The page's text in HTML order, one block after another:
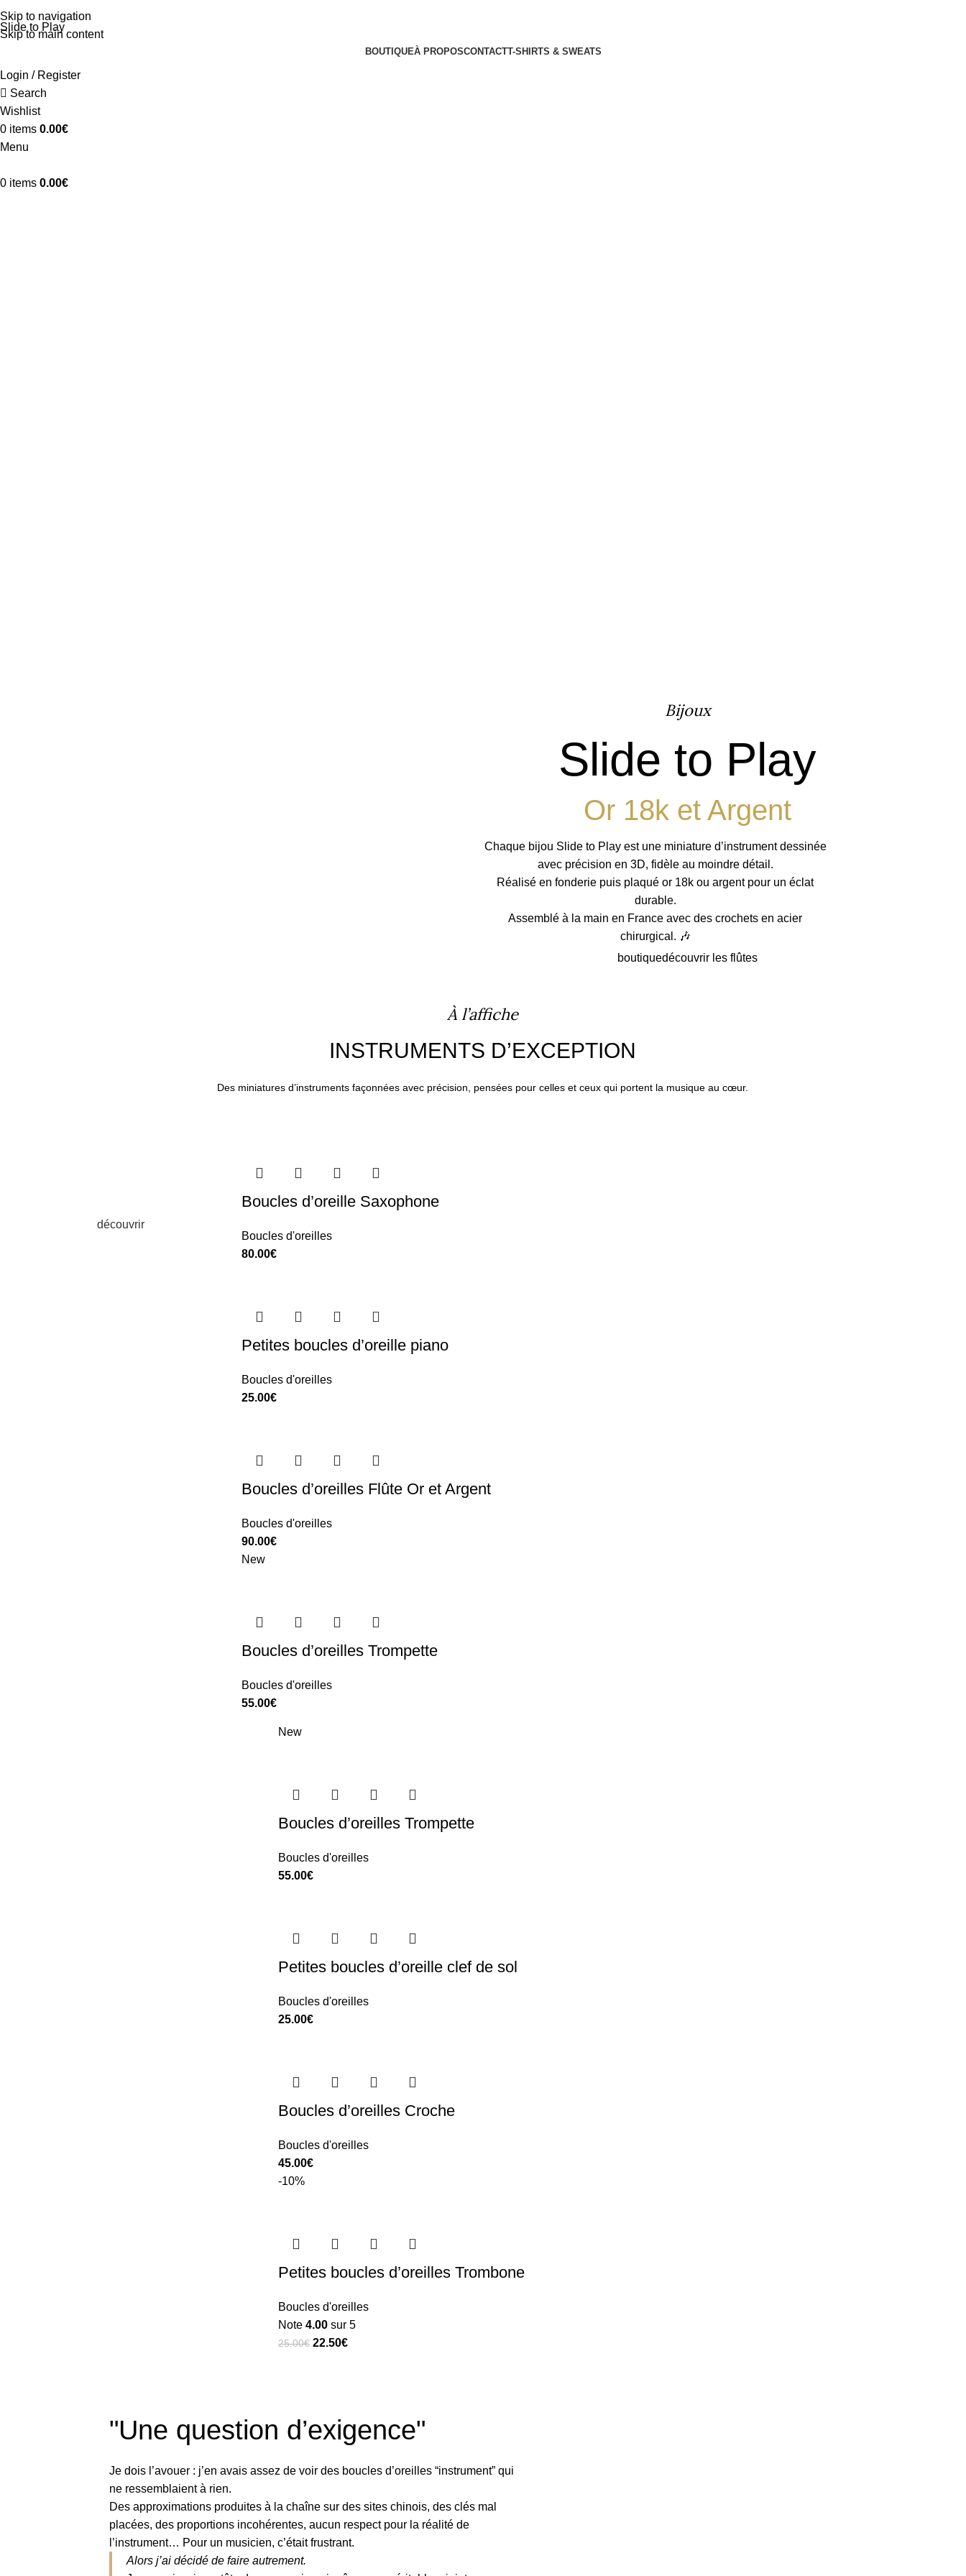
Skip to navigation
Skip to main content
Slide to Play
BOUTIQUEÀ PROPOSCONTACTT-SHIRTS & SWEATS
Login / Register
Search
Wishlist
0 items 0.00€
Menu
0 items 0.00€
Bijoux
Slide to Play
Or 18k et Argent
Chaque bijou Slide to Play est une miniature d’instrument dessinée
avec précision en 3D, fidèle au moindre détail.
Réalisé en fonderie puis plaqué or 18k ou argent pour un éclat
durable.
Assemblé à la main en France avec des crochets en acier
chirurgical. 🎶
boutiquedécouvrir les flûtes
À l’affiche
INSTRUMENTS D’EXCEPTION
Des miniatures d’instruments façonnées avec précision, pensées pour celles et ceux qui portent la musique au cœur.
découvrir
Boucles d’oreille Saxophone
Boucles d'oreilles
80.00€
Petites boucles d’oreille piano
Boucles d'oreilles
25.00€
Boucles d’oreilles Flûte Or et Argent
Boucles d'oreilles
90.00€
New
Boucles d’oreilles Trompette
Boucles d'oreilles
55.00€
New
Boucles d’oreilles Trompette
Boucles d'oreilles
55.00€
Petites boucles d’oreille clef de sol
Boucles d'oreilles
25.00€
Boucles d’oreilles Croche
Boucles d'oreilles
45.00€
-10%
Petites boucles d’oreilles Trombone
Boucles d'oreilles
Note 4.00sur 5
25.00€ 22.50€
"Une question d’exigence"
Je dois l’avouer : j’en avais assez de voir des boucles d’oreilles “instrument” qui
ne ressemblaient à rien.
Des approximations produites à la chaîne sur des sites chinois, des clés mal
placées, des proportions incohérentes, aucun respect pour la réalité de
l’instrument… Pour un musicien, c’était frustrant.
Alors j’ai décidé de faire autrement.